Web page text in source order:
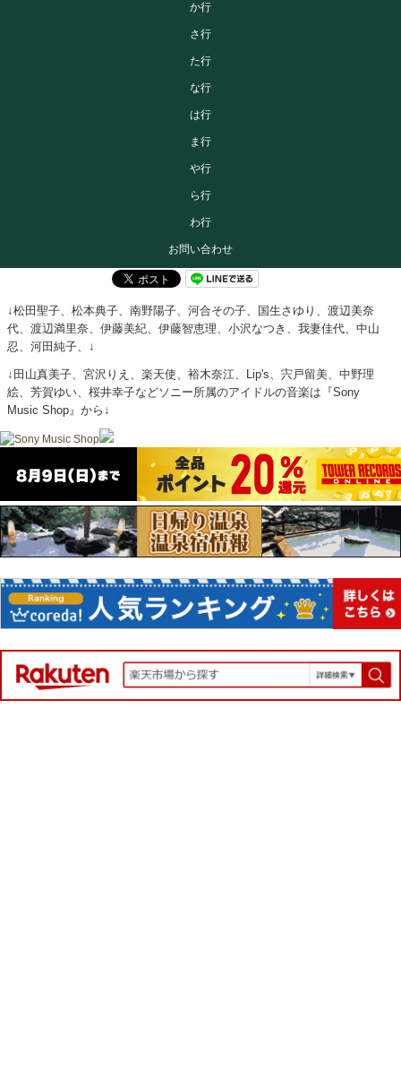
か行
さ行
た行
な行
は行
ま行
や行
ら行
わ行
お問い合わせ
↓松田聖子、松本典子、南野陽子、河合その子、国生さゆり、渡辺美奈
代、渡辺満里奈、伊藤美紀、伊藤智恵理、小沢なつき、我妻佳代、中山
忍、河田純子、↓
↓田山真美子、宮沢りえ、楽天使、裕木奈江、Lip's、宍戸留美、中野理
絵、芳賀ゆい、桜井幸子などソニー所属のアイドルの音楽は『Sony
Music Shop』から↓